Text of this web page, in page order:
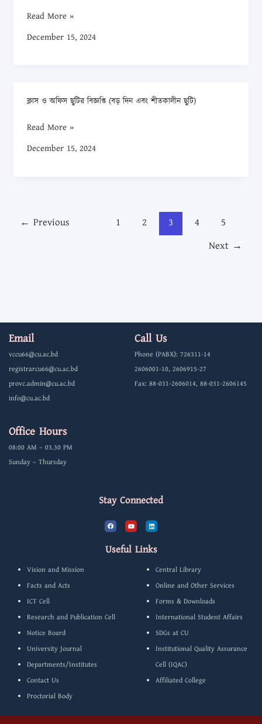
থাকতে
হবে”
Read More »
December 15, 2024
ক্লাস ও অফিস ছুটির বিজ্ঞপ্তি (বড় দিন এবং শীতকালীন ছুটি)
ক্লাস
ছুটির
শীতকালীন
Read More »
December 15, 2024
← Previous 1 2 3 4
5
Next →
Email
vccu66@cu.ac.bd
registrarcu66@cu.ac.bd
provc.admin@cu.ac.bd
info@cu.ac.bd
Call Us
Phone (PABX): 726311-14
2606001-10, 2606915-27
Fax: 88-031-2606014, 88-031-2606145
Office Hours
08:00 AM – 03.30 PM
Sunday – Thursday
Stay Connected
F
a
c
b
o
Y
o
u
u
b
L
i
n
d
Useful Links
Vision and Mission
Facts and Acts
ICT Cell
Research and Publication Cell
Notice Board
University Journal
Departments/Institutes
Contact Us
Proctorial Body
Central Library
Online and Other Services
Forms & Downloads
International Student Affairs
SDGs at CU
Institutional Quality Assurance
Cell (IQAC)
Affiliated College